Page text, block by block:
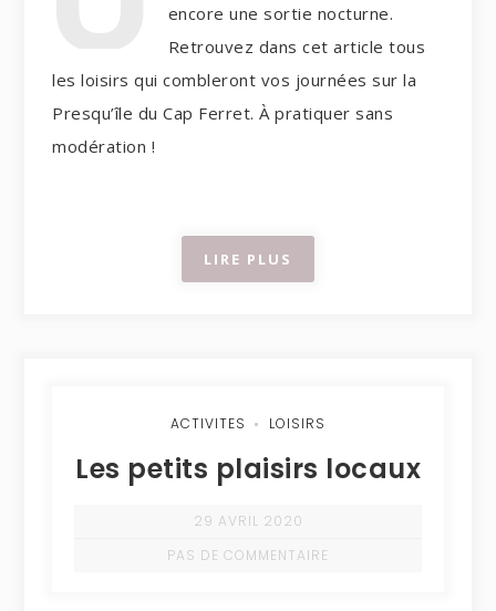
encore une sortie nocturne.
Retrouvez dans cet article tous
les loisirs qui combleront vos journées sur la
Presqu’île du Cap Ferret. À pratiquer sans
modération !
LIRE PLUS
ACTIVITES LOISIRS
Les petits plaisirs locaux
29 AVRIL 2020
PAS DE COMMENTAIRE